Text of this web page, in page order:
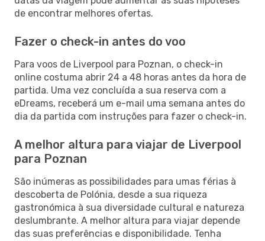
de encontrar melhores ofertas.
Fazer o check-in antes do voo
Para voos de Liverpool para Poznan, o check-in
online costuma abrir 24 a 48 horas antes da hora de
partida. Uma vez concluída a sua reserva com a
eDreams, receberá um e-mail uma semana antes do
dia da partida com instruções para fazer o check-in.
A melhor altura para viajar de Liverpool
para Poznan
São inúmeras as possibilidades para umas férias à
descoberta de Polónia, desde a sua riqueza
gastronómica à sua diversidade cultural e natureza
deslumbrante. A melhor altura para viajar depende
das suas preferências e disponibilidade. Tenha